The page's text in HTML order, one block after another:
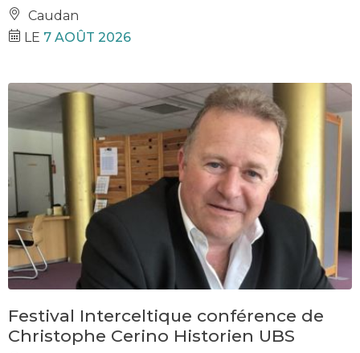
Caudan
LE 7 AOÛT 2026
Festival Interceltique conférence de
Christophe Cerino Historien UBS